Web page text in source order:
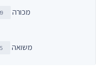
מכורה
משואה